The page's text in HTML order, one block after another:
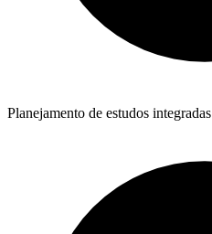
Planejamento de estudos integradas